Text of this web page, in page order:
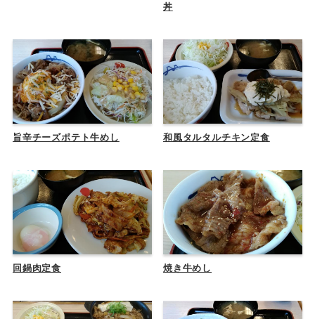
丼
旨辛チーズポテト牛めし 和風タルタルチキン定食
回鍋肉定食 焼き牛めし